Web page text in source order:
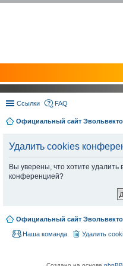
Ссылки FAQ
Официальный сайт
Удалить cookies
Вы уверены, что хотите
конференцией?
Официальный сайт
Удалить
Наша команда